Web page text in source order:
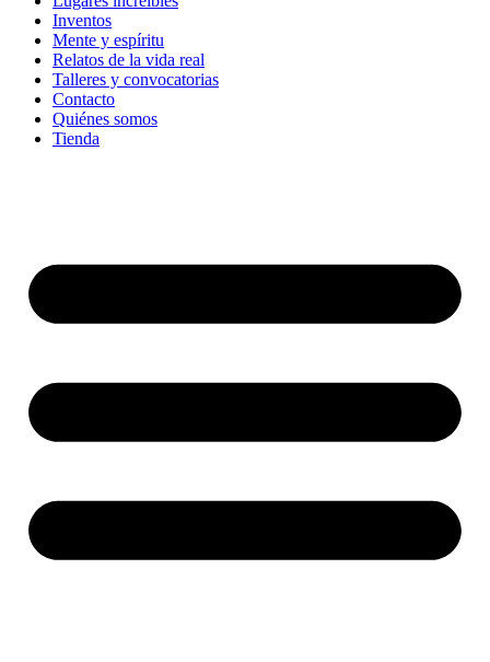
Inventos
Mente y espíritu
Relatos de la vida real
Talleres y convocatorias
Contacto
Quiénes somos
Tienda